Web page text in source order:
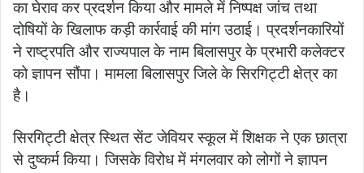
का घेराव कर प्रदर्शन किया और मामले में निष्पक्ष जांच तथा
दोषियों के खिलाफ कड़ी कार्रवाई की मांग उठाई। प्रदर्शनकारियों
ने राष्ट्रपति और राज्यपाल के नाम बिलासपुर के प्रभारी कलेक्टर
को ज्ञापन सौंपा। मामला बिलासपुर जिले के सिरगिट्टी क्षेत्र का
है।
सिरगिट्टी क्षेत्र स्थित सेंट जेवियर स्कूल में शिक्षक ने एक छात्रा
से दुष्कर्म किया। जिसके विरोध में मंगलवार को लोगों ने ज्ञापन